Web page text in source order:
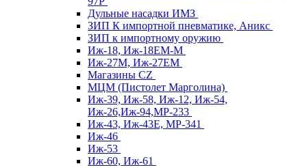
Дульные насадки ИМЗ
ЗИП К импортной пневматике, Аникс
ЗИП к импортному оружию
Иж-18, Иж-18ЕМ-М
Иж-27М, Иж-27ЕМ
Магазины CZ
МЦМ (Пистолет Марголина)
Иж-39, Иж-58, Иж-12, Иж-54,
Иж-26,Иж-94,МР-233
Иж-43, Иж-43Е, МР-341
Иж-46
Иж-53
Иж-60, Иж-61